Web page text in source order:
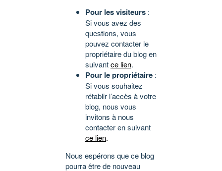
Pour les visiteurs :
Si vous avez des
questions, vous
pouvez contacter le
propriétaire du blog en
suivantce lien.
Pour le propriétaire :
Si vous souhaitez
rétablir l’accès à votre
blog, nous vous
invitons à nous
contacter en suivant
ce lien.
Nous espérons que ce blog
pourra être de nouveau